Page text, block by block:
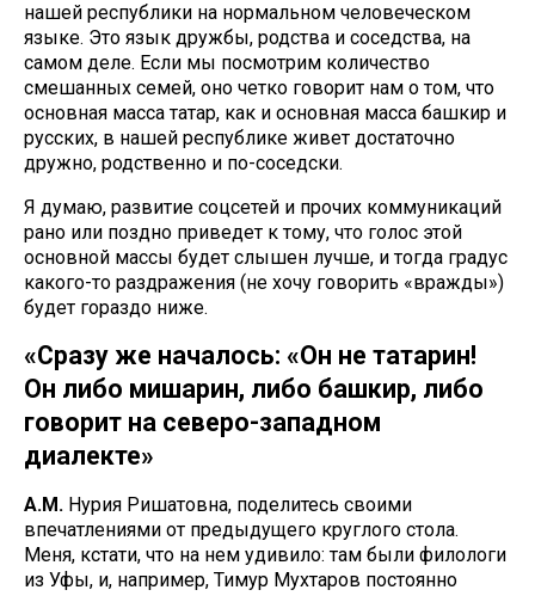
нашей республики на нормальном человеческом
языке. Это язык дружбы, родства и соседства, на
самом деле. Если мы посмотрим количество
смешанных семей, оно четко говорит нам о том, что
основная масса татар, как и основная масса башкир и
русских, в нашей республике живет достаточно
дружно, родственно и по-соседски.
Я думаю, развитие соцсетей и прочих коммуникаций
рано или поздно приведет к тому, что голос этой
основной массы будет слышен лучше, и тогда градус
какого-то раздражения (не хочу говорить «вражды»)
будет гораздо ниже.
«Сразу же началось: «Он не татарин!
Он либо мишарин, либо башкир, либо
говорит на северо-западном
диалекте»
А.М. Нурия Ришатовна, поделитесь своими
впечатлениями от предыдущего круглого стола.
Меня, кстати, что на нем удивило: там были филологи
из Уфы, и, например, Тимур Мухтаров постоянно